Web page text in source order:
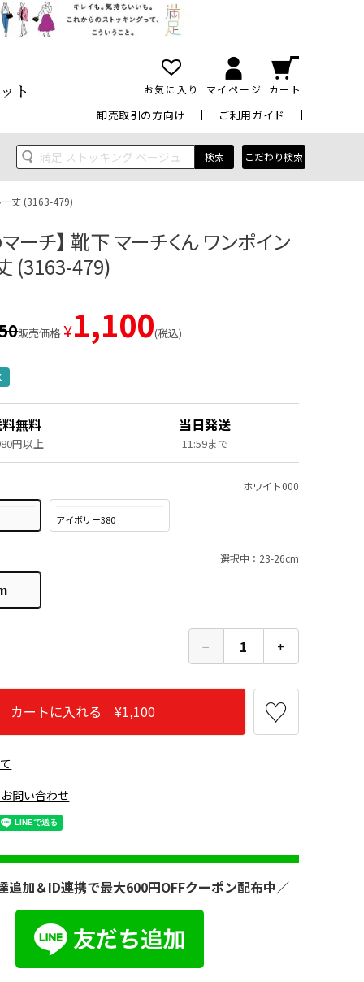
ト お気に入り マイページ カート
卸売取引の方向け ご利用ガイド
検索 こだわり検索
丈 (3163-479)
ーチ】 靴下 マーチくん ワンポイン
(3163-479)
販売価格 ¥1,100 税込
無料
円以上
当日発送
11:59まで
ホワイト000
アイボリー380
選択中：23-26cm
− 1 +
カートに入れる ¥1,100
問い合わせ
追加＆ID連携で最大600円OFFクーポン配布中／